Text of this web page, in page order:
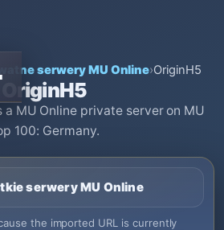
serwery MU Online›OriginH5
OriginH5
MU Online private server on MU
100: Germany.
serwery MU Online
the imported URL is currently